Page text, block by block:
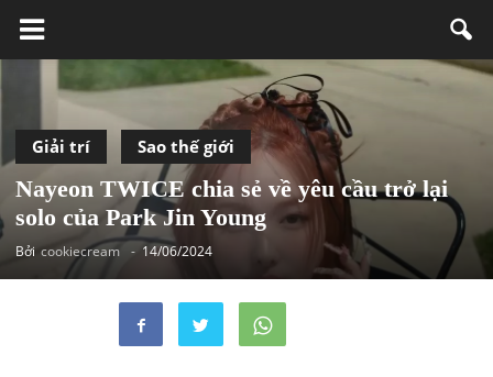
Giải trí Sao thế giới
Nayeon TWICE chia sẻ về yêu cầu trở lại
solo của Park Jin Young
Bởi cookiecream - 14/06/2024